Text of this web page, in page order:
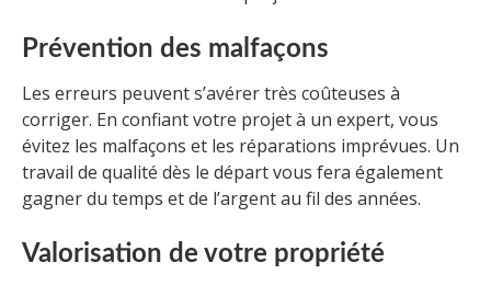
Prévention des malfaçons
Les erreurs peuvent s’avérer très coûteuses à
corriger. En confiant votre projet à un expert, vous
évitez les malfaçons et les réparations imprévues. Un
travail de qualité dès le départ vous fera également
gagner du temps et de l’argent au fil des années.
Valorisation de votre propriété